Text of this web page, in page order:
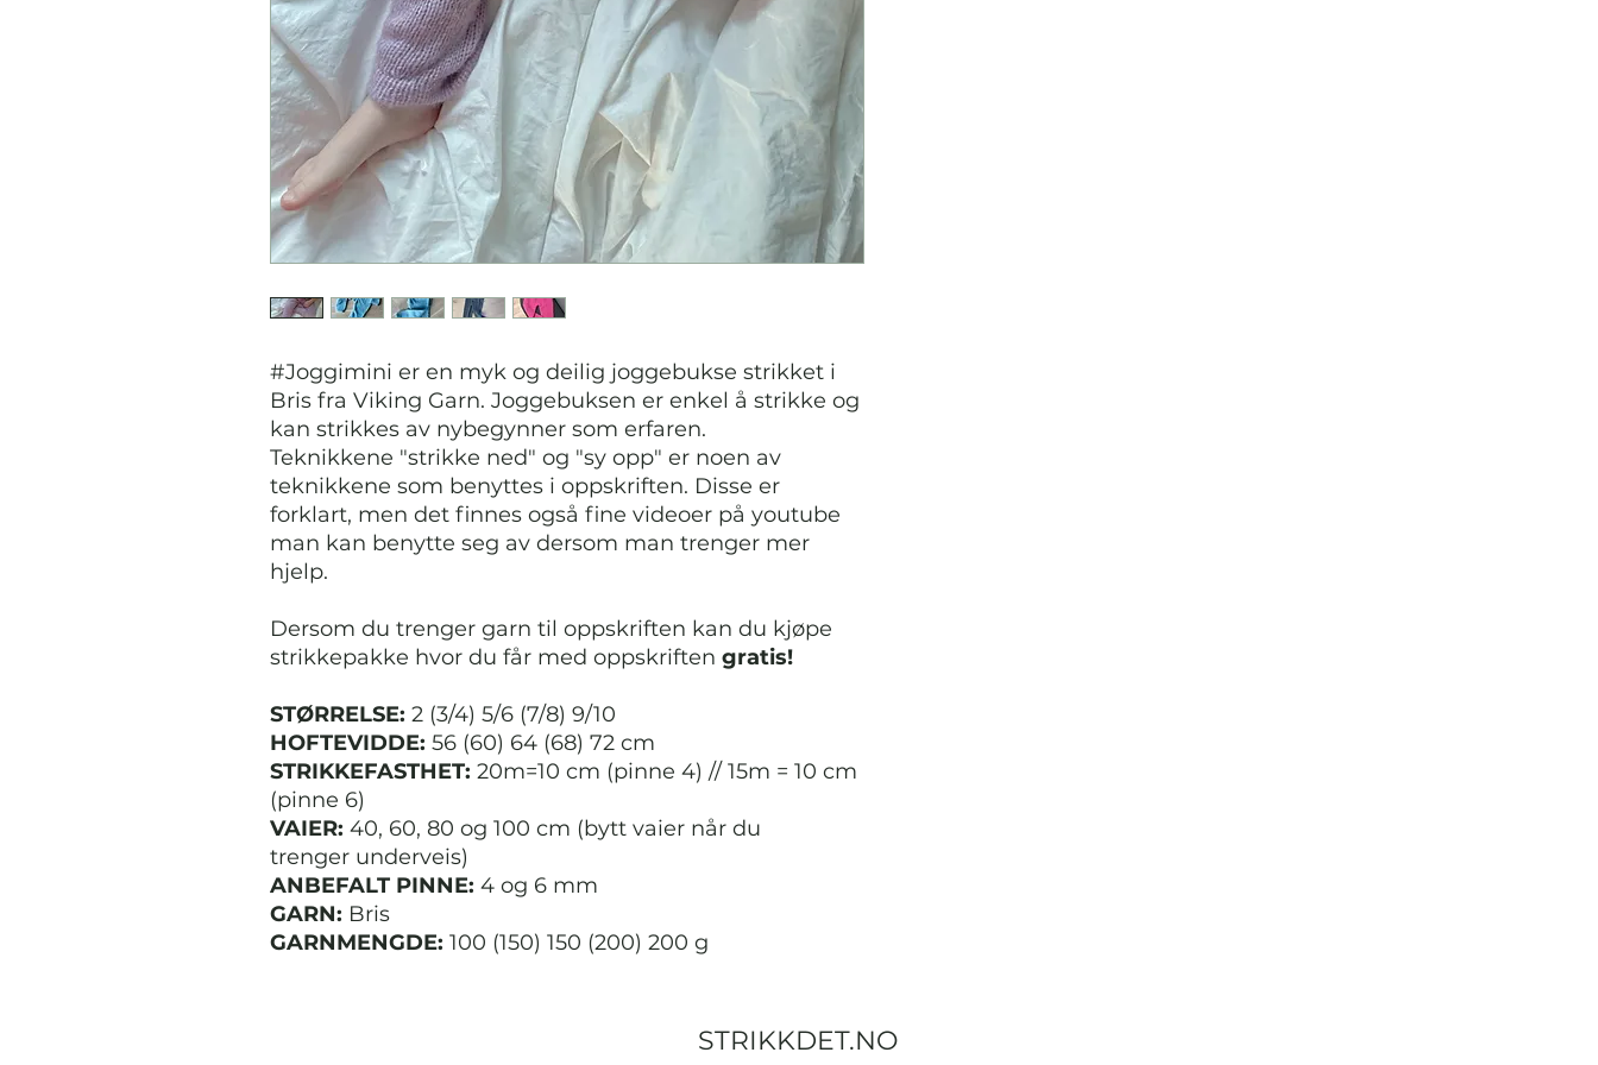
#Joggimini er en myk og deilig joggebukse strikket i
Bris fra Viking Garn. Joggebuksen er enkel å strikke og
kan strikkes av nybegynner som erfaren.
Teknikkene "strikke ned" og "sy opp" er noen av
teknikkene som benyttes i oppskriften. Disse er
forklart, men det finnes også fine videoer på youtube
man kan benytte seg av dersom man trenger mer
hjelp.
Dersom du trenger garn til oppskriften kan du kjøpe
strikkepakke hvor du får med oppskriften gratis!
STØRRELSE: 2 (3/4) 5/6 (7/8) 9/10
HOFTEVIDDE: 56 (60) 64 (68) 72 cm
STRIKKEFASTHET: 20m=10 cm (pinne 4) // 15m = 10 cm
(pinne 6)
VAIER: 40, 60, 80 og 100 cm (bytt vaier når du
trenger underveis)
ANBEFALT PINNE: 4 og 6 mm
GARN: Bris
GARNMENGDE: 100 (150) 150 (200) 200 g
STRIKKDET.NO